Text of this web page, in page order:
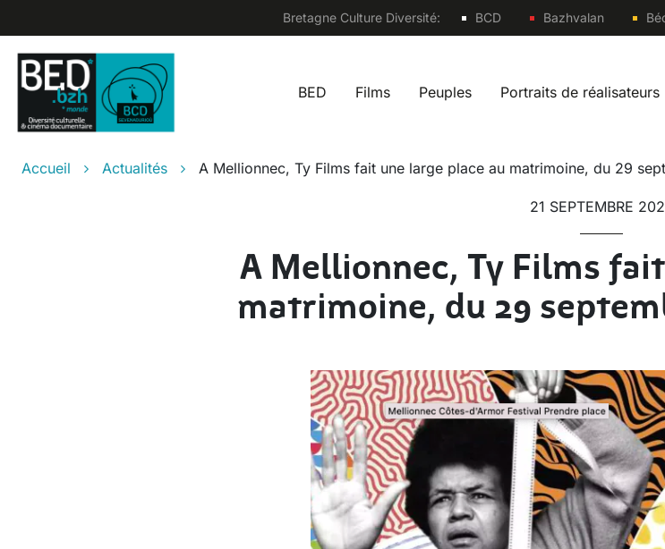
Bretagne Culture Diversité: Sites
BCD Bazhvalan
Main navigation fr
BED Films Peuples Portraits de réalisateurs
Fil d'Ariane
Accueil Actualités A Mellionnec, Ty Films fait une large place au matrimoine, du 29
21 SEPTEMBRE
A Mellionnec, Ty Films
matrimoine, du 29